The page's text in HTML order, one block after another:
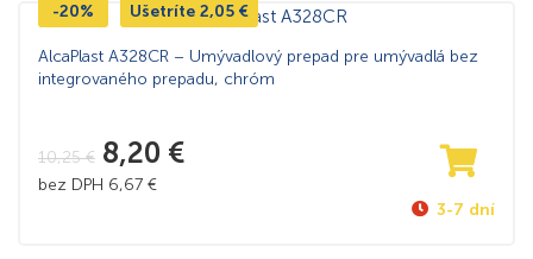
-20% Ušetríte 2,05 €
AlcaPlast A328CR – Umývadlový prepad pre umývadlá bez
integrovaného prepadu, chróm
10,25€ 8,20 €
bez DPH 6,67 €
3-7 dní